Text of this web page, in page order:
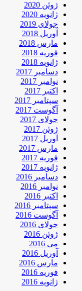
ژوئن 2020
ژانویه 2020
جولای 2019
آوریل 2018
مارس 2018
فوریه 2018
ژانویه 2018
دسامبر 2017
نوامبر 2017
اکتبر 2017
سپتامبر 2017
آگوست 2017
جولای 2017
ژوئن 2017
آوریل 2017
مارس 2017
فوریه 2017
ژانویه 2017
دسامبر 2016
نوامبر 2016
اکتبر 2016
سپتامبر 2016
آگوست 2016
جولای 2016
ژوئن 2016
می 2016
آوریل 2016
مارس 2016
فوریه 2016
ژانویه 2016